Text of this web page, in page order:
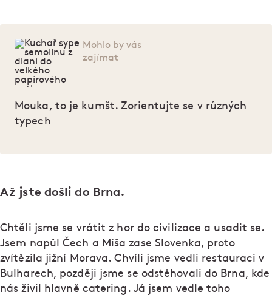
Mohlo by vás
zajímat
Mouka, to je kumšt. Zorientujte se v různých
typech
Až jste došli do Brna.
Chtěli jsme se vrátit z hor do civilizace a usadit se.
Jsem napůl Čech a Míša zase Slovenka, proto
zvítězila jižní Morava. Chvíli jsme vedli restauraci v
Bulharech, později jsme se odstěhovali do Brna, kde
nás živil hlavně catering. Já jsem vedle toho